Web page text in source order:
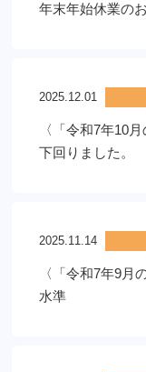
年末年始休業の
2025.12.01
〈「令和7年10
下回りました。
2025.11.14
〈「令和7年9月
水準